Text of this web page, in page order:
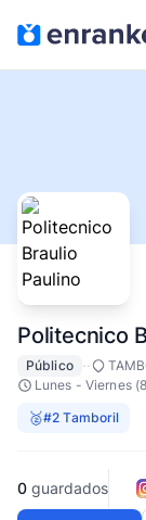
Politecnico
Público
··
Lunes - Viernes
🥈#2 Tamboril
0 guardados